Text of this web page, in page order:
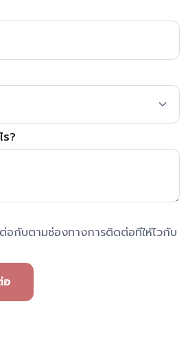
ร?
อกับตามช่องทางการติดต่อทีให้ไวกับ
อ